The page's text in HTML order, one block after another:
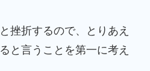
挫折するので、とりあえ
と言うことを第一に考え